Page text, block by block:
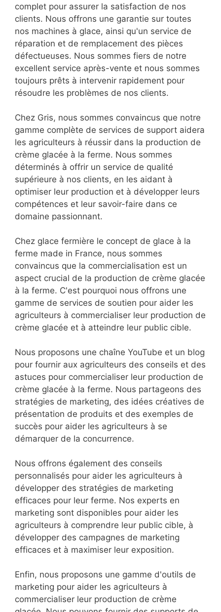
complet pour assurer la satisfaction de nos
clients. Nous offrons une garantie sur toutes
nos machines à glace, ainsi qu'un service de
réparation et de remplacement des pièces
défectueuses. Nous sommes fiers de notre
excellent service après-vente et nous sommes
toujours prêts à intervenir rapidement pour
résoudre les problèmes de nos clients.
Chez Gris, nous sommes convaincus que notre
gamme complète de services de support aidera
les agriculteurs à réussir dans la production de
crème glacée à la ferme. Nous sommes
déterminés à offrir un service de qualité
supérieure à nos clients, en les aidant à
optimiser leur production et à développer leurs
compétences et leur savoir-faire dans ce
domaine passionnant.
Chez glace fermière le concept de glace à la
ferme made in France, nous sommes
convaincus que la commercialisation est un
aspect crucial de la production de crème glacée
à la ferme. C'est pourquoi nous offrons une
gamme de services de soutien pour aider les
agriculteurs à commercialiser leur production de
crème glacée et à atteindre leur public cible.
Nous proposons une chaîne YouTube et un blog
pour fournir aux agriculteurs des conseils et des
astuces pour commercialiser leur production de
crème glacée à la ferme. Nous partageons des
stratégies de marketing, des idées créatives de
présentation de produits et des exemples de
succès pour aider les agriculteurs à se
démarquer de la concurrence.
Nous offrons également des conseils
personnalisés pour aider les agriculteurs à
développer des stratégies de marketing
efficaces pour leur ferme. Nos experts en
marketing sont disponibles pour aider les
agriculteurs à comprendre leur public cible, à
développer des campagnes de marketing
efficaces et à maximiser leur exposition.
Enfin, nous proposons une gamme d'outils de
marketing pour aider les agriculteurs à
commercialiser leur production de crème